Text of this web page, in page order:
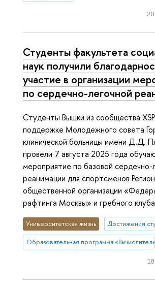
Студенты факультета
наук получили
участие в организации
по сердечно-легочной
Студенты Вышки из сообщества
поддержке Молодежного совета
клинической больницы имени Д.Д.
провели 7 августа 2025 года
мероприятие по базовой сердечно-
реанимации для спортсменов
общественной организации
рафтинга Москвы» и гребного
Университетская жизнь Достижения
Образовательная программа